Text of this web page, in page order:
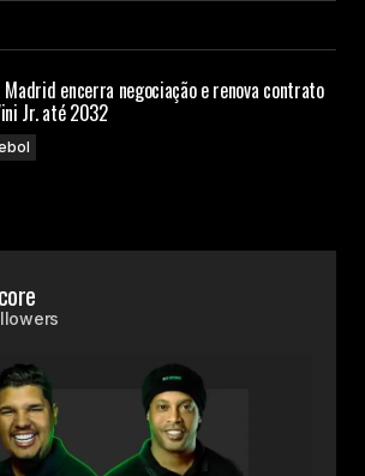
Madrid encerra negociação e renova contrato
Jr. até 2032